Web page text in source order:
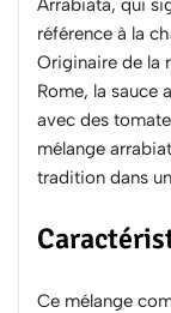
référence à la
Originaire de la
Rome, la sauce
avec des
mélange
tradition dans
Ce mélange